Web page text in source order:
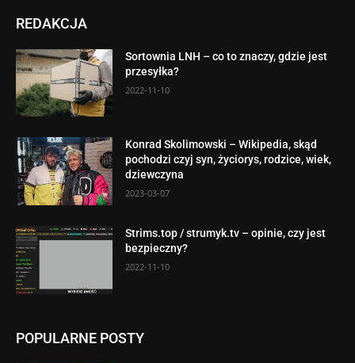
REDAKCJA
Sortownia LNH – co to znaczy, gdzie jest
przesyłka?
2022-11-10
Konrad Skolimowski – Wikipedia, skąd
pochodzi czyj syn, życiorys, rodzice, wiek,
dziewczyna
2023-03-07
Strims.top / strumyk.tv – opinie, czy jest
bezpieczny?
2022-11-10
POPULARNE POSTY